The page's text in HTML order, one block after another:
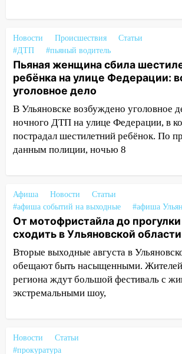
купить тракторы с отсрочкой
до декабря
19:34 В следственном
состоялось торжественное
мероприятие, приуроченное к
празднованию Дня
следствия Российской
19:30 Ульяновцев
поддержать «Симбирскую
18:11
Ульяновская область
пилотным регионом проекта
«Культурное долголетие»
17:23 Прогноз погоды в
области на 8 августа
17:16 В реанимацию
областной больницы
новых аппаратов ИВЛ
ремонтируют дороги, ставят
и проводят новое освещение
Новости Происшествия
Статьи
#ДТП
#пьяный водитель
Пьяная женщина сбила
ребёнка на улице Федерации:
уголовное дело
В Ульяновске возбуждено уголовное
ночного ДТП на улице Федерации, в
пострадал шестилетний ребёнок. По
данным полиции, ночью 8
Афиша Новости
Статьи
#афиша событий на выходные
#афиша
От мотофристайла до прогулки
сходить в Ульяновской
Вторые выходные августа в
обещают быть насыщенными. Жителей
региона ждут большой фестиваль с
экстремальными шоу,
Новости
Статьи
#прокуратура